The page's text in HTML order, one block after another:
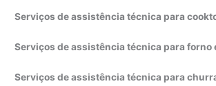
Serviços de assistência técnica para
Serviços de assistência técnica para forno
Serviços de assistência técnica para